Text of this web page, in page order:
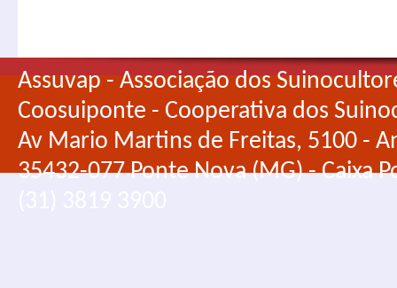
Assuvap - Associação dos
Coosuiponte - Cooperativa dos
Av Mario Martins de Freitas, 5100 -
35432-077 Ponte Nova (MG) - Caixa